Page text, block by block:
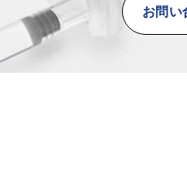
お問い